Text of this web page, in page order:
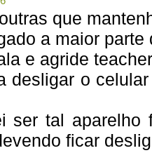
que
a maior parte
e agride
desligar o
ser tal aparelho
ficar